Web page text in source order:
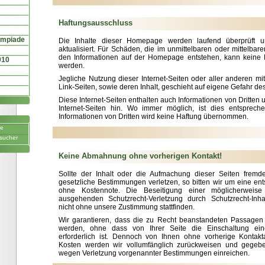
Haftungsausschluss
Die Inhalte dieser Homepage werden laufend überprüft
aktualisiert. Für Schäden, die im unmittelbaren oder
den Informationen auf der Homepage entstehen, kann keine
werden.
Jegliche Nutzung dieser Internet-Seiten oder aller anderen
Link-Seiten, sowie deren Inhalt, geschieht auf eigene Gefahr
Diese Internet-Seiten enthalten auch Informationen von Dritten
Internet-Seiten hin. Wo immer möglich, ist dies
Informationen von Dritten wird keine Haftung übernommen.
Keine Abmahnung ohne vorherigen Kontakt!
Sollte der Inhalt oder die Aufmachung dieser Seiten
gesetzliche Bestimmungen verletzen, so bitten wir um eine
ohne Kostennote. Die Beseitigung einer
ausgehenden Schutzrecht-Verletzung durch Schutzrecht-
nicht ohne unsere Zustimmung stattfinden.
Wir garantieren, dass die zu Recht beanstandeten
werden, ohne dass von Ihrer Seite die Einschaltung
erforderlich ist. Dennoch von Ihnen ohne vorherige
Kosten werden wir vollumfänglich zurückweisen und
wegen Verletzung vorgenannter Bestimmungen einreichen.